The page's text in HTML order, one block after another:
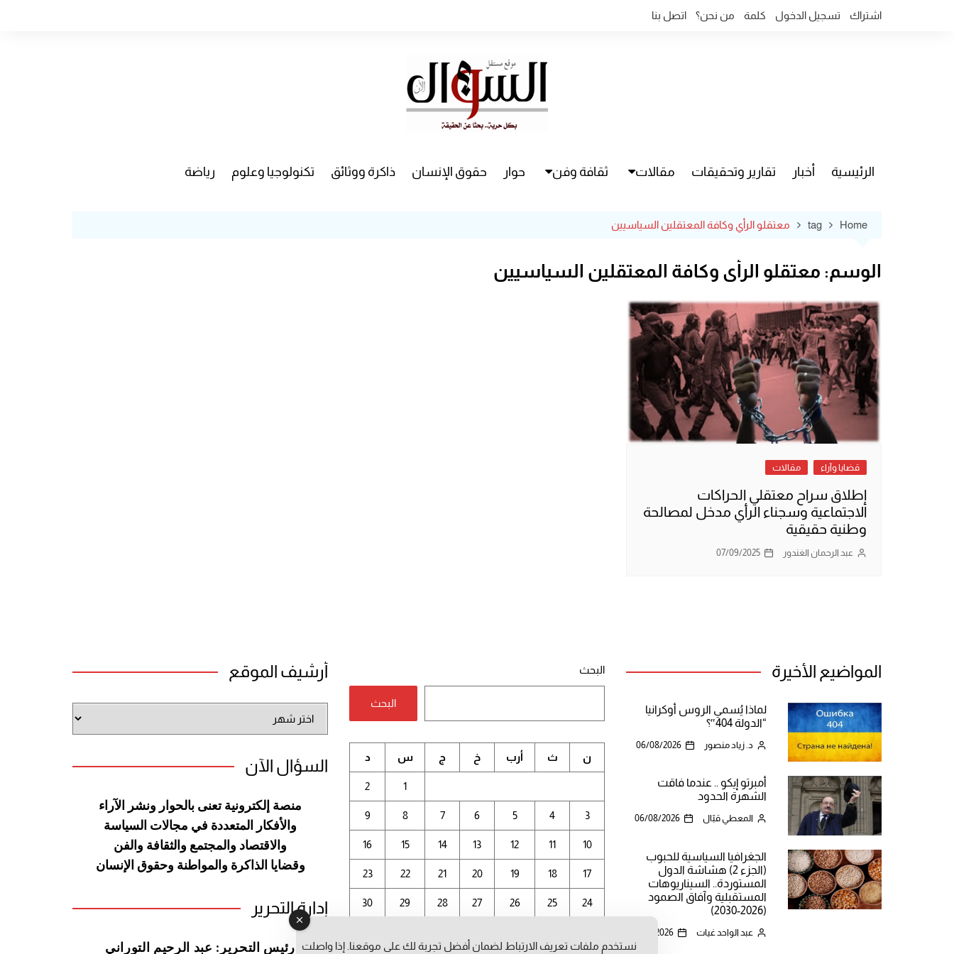
اشتراك تسجيل الدخول كلمة من نحن؟ اتصل بنا
الرئيسية أخبار تقارير وتحقيقات مقالات ثقافة وفن حوار حقوق الإنسان ذاكرة ووثائق تكنولوجيا وعلوم رياضة
Home
tag معتقلو الرأي وكافة المعتقلين السياسيين
الوسم: معتقلو الرأي وكافة المعتقلين السياسيين
قضايا وآراء مقالات
إطلاق سراح معتقلي الحراكات
الاجتماعية وسجناء الرأي مدخل لمصالحة
وطنية حقيقية
عبد الرحمان الغندور 07/09/2025
المواضيع الأخيرة
لماذا يُسمي الروس أوكرانيا
“الدولة 404″؟
د. زياد منصور 06/08/2026
أمبرتو إيكو .. عندما فاقت
الشهرة الحدود
المعطي قبّال 06/08/2026
الجغرافيا السياسية للحبوب
(الجزء 2) هشاشة الدول
المستوردة.. السيناريوهات
المستقبلية وآفاق الصمود
(2026-2030)
عبد الواحد غيات 05/08/2026
البحث
البحث
ن ث أرب خ ج س د
1
2
3
4
5
6
7
8
9
10
11
12
13
14
15
16
17
18
19
20
21
22
23
24
25
26
27
28
29
30
أرشيف الموقع
الموقع
السؤال الآن
منصة إلكترونية تعنى بالحوار ونشر
الآراء
والأفكار المتعددة في مجالات السياسة
والاقتصاد والمجتمع والثقافة والفن
وقضايا الذاكرة والمواطنة وحقوق الإنسان
إدارة التحرير
رئيس التحرير: عبد الرحيم التوراني نستخدم ملفات تعريف الارتباط لضمان أفضل تجربة لك على موقعنا. إذا واصلت